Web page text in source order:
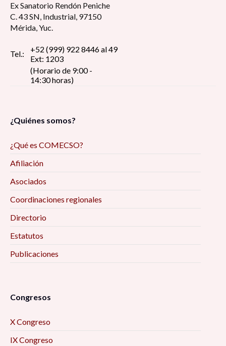
Ex Sanatorio Rendón Peniche
C. 43 SN, Industrial, 97150
Mérida, Yuc.
Tel.:
+52 (999) 922 8446 al 49
Ext: 1203
(Horario de 9:00 -
14:30 horas)
¿Quiénes somos?
¿Qué es COMECSO?
Afiliación
Asociados
Coordinaciones regionales
Directorio
Estatutos
Publicaciones
Congresos
X Congreso
IX Congreso